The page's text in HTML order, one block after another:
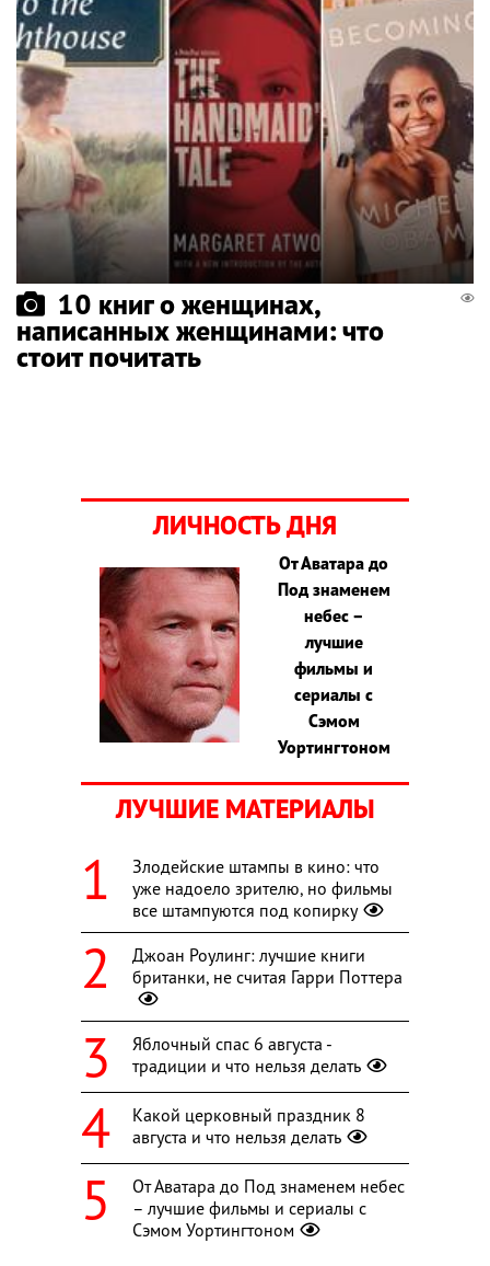
10 книг о женщинах,
написанных женщинами: что
стоит почитать
ЛИЧНОСТЬ ДНЯ
От Аватара до
Под знаменем
небес –
лучшие
фильмы и
сериалы с
Сэмом
Уортингтоном
ЛУЧШИЕ МАТЕРИАЛЫ
Злодейские штампы в кино: что
уже надоело зрителю, но фильмы
все штампуются под копирку
Джоан Роулинг: лучшие книги
британки, не считая Гарри Поттера
Яблочный спас 6 августа -
традиции и что нельзя делать
Какой церковный праздник 8
августа и что нельзя делать
От Аватара до Под знаменем небес
– лучшие фильмы и сериалы с
Сэмом Уортингтоном